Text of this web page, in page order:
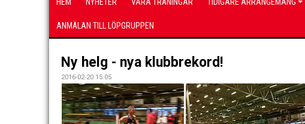
ANMÄLAN TILL LÖPGRUPPEN
Ny helg - nya klubbrekord!
2016-02-20 15:05